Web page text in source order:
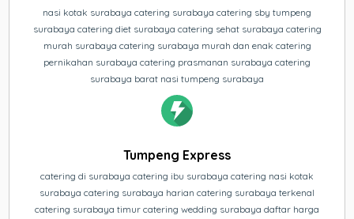
nasi kotak surabaya catering surabaya catering sby tumpeng
surabaya catering diet surabaya catering sehat surabaya catering
murah surabaya catering surabaya murah dan enak catering
pernikahan surabaya catering prasmanan surabaya catering
surabaya barat nasi tumpeng surabaya
Tumpeng Express
catering di surabaya catering ibu surabaya catering nasi kotak
surabaya catering surabaya harian catering surabaya terkenal
catering surabaya timur catering wedding surabaya daftar harga